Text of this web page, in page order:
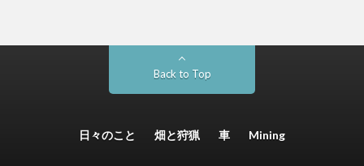
Back to Top
日々のこと 畑と狩猟 車 Mining